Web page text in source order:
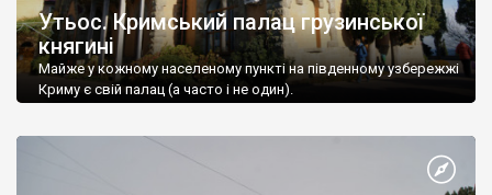
Утьос. Кримський палац грузинської
княгині
Майже у кожному населеному пункті на південному узбережжі
Криму є свій палац (а часто і не один).